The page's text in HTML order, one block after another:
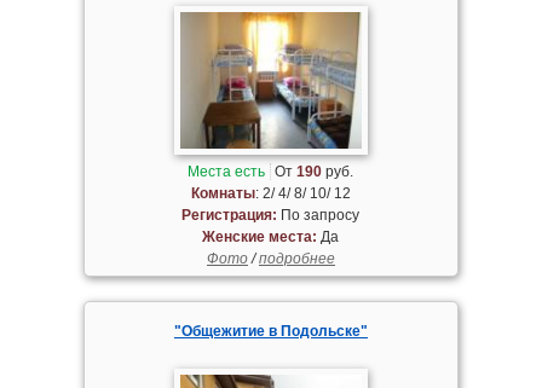
Места есть От190 руб.
Комнаты: 2/ 4/ 8/ 10/ 12
Регистрация: По запросу
Женские места: Да
Фото/подробнее
"Общежитие в Подольске"